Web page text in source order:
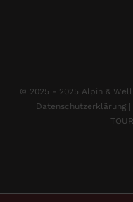
© 2025 - 2025 Alpin &
Datenschutzerklärung |